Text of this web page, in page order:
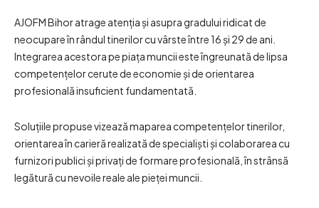
AJOFM Bihor atrage atenția și asupra gradului ridicat de
neocupare în rândul tinerilor cu vârste între 16 și 29 de ani.
Integrarea acestora pe piața muncii este îngreunată de lipsa
competențelor cerute de economie și de orientarea
profesională insuficient fundamentată.
Soluțiile propuse vizează maparea competențelor tinerilor,
orientarea în carieră realizată de specialiști și colaborarea cu
furnizori publici și privați de formare profesională, în strânsă
legătură cu nevoile reale ale pieței muncii.